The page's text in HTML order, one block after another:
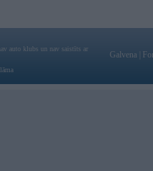
auto klubs un nav saistīts ar
Galvena